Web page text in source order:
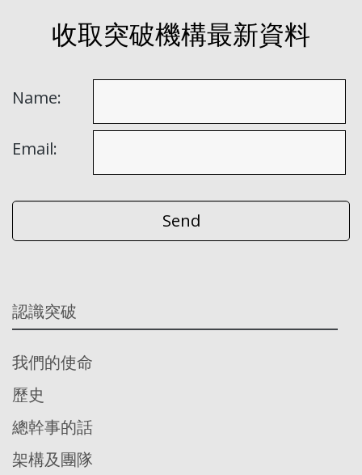
收取突破機構最新資料
Name:
Email:
認識突破
我們的使命
歷史
總幹事的話
架構及團隊